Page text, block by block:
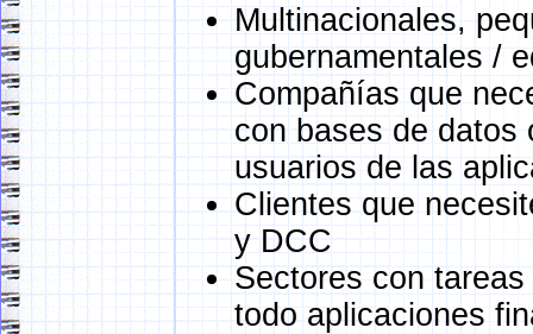
Multinacionales,
gubernamentales /
Compañías que
con bases de datos
usuarios de las
Clientes que
y DCC
Sectores con
todo aplicaciones